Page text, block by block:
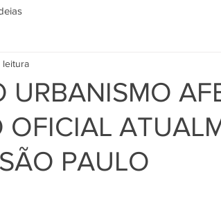
URBANISMO
OFICIAL
PAULO
leitura